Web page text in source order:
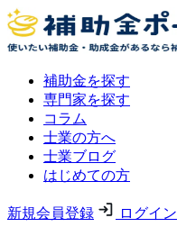
補助金を探す
専門家を探す
コラム
士業の方へ
士業ブログ
はじめての方
新規会員登録 ログイン